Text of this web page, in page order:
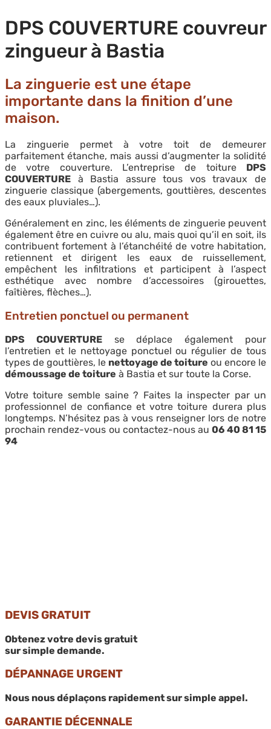
DPS COUVERTURE couvreur
zingueur à Bastia
La zinguerie est une étape
importante dans la finition d’une
maison.
La zinguerie permet à votre toit de demeurer
parfaitement étanche, mais aussi d’augmenter la solidité
de votre couverture. L’entreprise de toiture DPS
COUVERTURE à Bastia assure tous vos travaux de
zinguerie classique (abergements, gouttières, descentes
des eaux pluviales…).
Généralement en zinc, les éléments de zinguerie peuvent
également être en cuivre ou alu, mais quoi qu’il en soit, ils
contribuent fortement à l’étanchéité de votre habitation,
retiennent et dirigent les eaux de ruissellement,
empêchent les infiltrations et participent à l’aspect
esthétique avec nombre d’accessoires (girouettes,
faîtières, flèches…).
Entretien ponctuel ou permanent
DPS COUVERTUREse déplace également pour
l’entretien et le nettoyage ponctuel ou régulier de tous
types de gouttières, le nettoyage de toiture ou encore le
démoussage de toiture à Bastia et sur toute la Corse.
Votre toiture semble saine ? Faites la inspecter par un
professionnel de confiance et votre toiture durera plus
longtemps. N’hésitez pas à vous renseigner lors de notre
prochain rendez-vous ou contactez-nous au06 40 81 15
94
DEVIS GRATUIT
Obtenez votre devis gratuit
sur simple demande.
DÉPANNAGE URGENT
Nous nous déplaçons rapidement sur simple appel.
GARANTIE DÉCENNALE